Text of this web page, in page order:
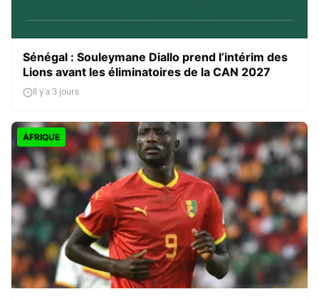
Sénégal : Souleymane Diallo prend l’intérim des
Lions avant les éliminatoires de la CAN 2027
Il y a 3 jours
AFRIQUE